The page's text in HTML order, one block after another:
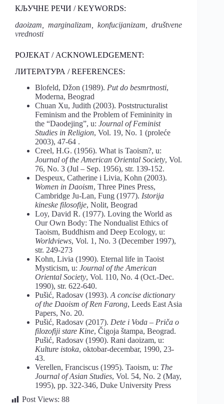
КЉУЧНЕ РЕЧИ / KEYWORDS:
daoizam, marginalizam, konfucijanizam, društvene
vrednosti
РОЈЕКАТ / ACKNOWLEDGEMENT:
ЛИТЕРАТУРА / REFERENCES:
Blofeld, Džon (1989). Put do besmrtnosti,
Moderna, Beograd
Chuan Xu, Judith (2003). Poststructuralist
Feminism and the Problem of Femininity in
the “Daodejing”, u: Journal of Feminist
Studies in Religion, Vol. 19, No. 1 (proleće
2003), 47-64 .
Creel, H.G. (1956). What is Taoism?, u:
Journal of the American Oriental Society, Vol.
76, No. 3 (Jul – Sep. 1956), str. 139-152.
Despeux, Catherine i Livia, Kohn (2003).
Women in Daoism, Three Pines Press,
Cambridge Ju-Lan, Fung (1977). Istorija
kineske filosofije, Nolit, Beograd
Loy, David R. (1977). Loving the World as
Our Own Body: The Nondualist Ethics of
Taoism, Buddhism and Deep Ecology, u:
Worldviews, Vol. 1, No. 3 (December 1997),
str. 249-273
Kohn, Livia (1990). Eternal life in Taoist
Mysticism, u: Journal of the American
Oriental Society, Vol. 110, No. 4 (Oct.-Dec.
1990), str. 622-640.
Pušić, Radosav (1993). A concise dictionary
of the Daoism of Ren Farong, Leeds East Asia
Papers, No. 20.
Pušić, Radosav (2017). Dete i Voda – Priča o
filozofiji stare Kine, Čigoja štampa, Beograd.
Pušić, Radosav (1990). Rani daoizam, u:
Kulture istoka, oktobar-decembar, 1990, 23-
43.
Verellen, Franciscus (1995). Taoism, u: The
Journal of Asian Studies, Vol. 54, No. 2 (May,
1995), pp. 322-346, Duke University Press
Post Views: 88